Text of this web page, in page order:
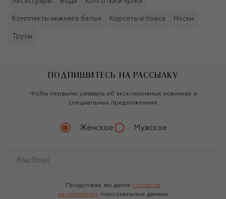
Аксессуары Боди Колготки и чулки
Комплекты нижнего белья Корсеты и пояса Носки
Трусы
ПОДПИШИТЕСЬ НА РАССЫЛКУ
Чтобы первыми узнавать об эксклюзивных новинках и
специальных предложениях
Женское Мужское
Продолжая, вы даете согласие
на обработку персональных данных